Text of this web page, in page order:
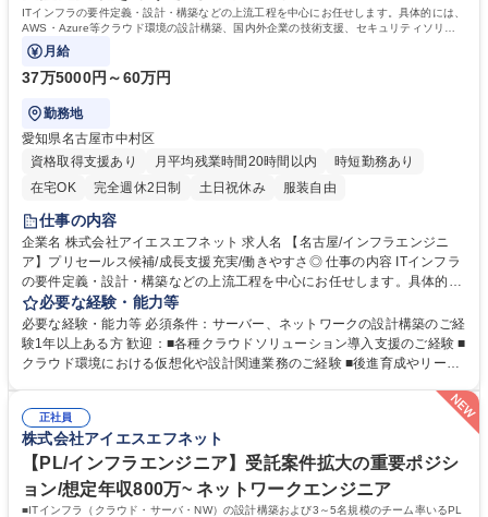
ITインフラの要件定義・設計・構築などの上流工程を中心にお任せします。具体的には、
AWS・Azure等クラウド環境の設計構築、国内外企業の技術支援、セキュリティソリュ
ーションの導入支援などに参画いただきます。
月給
37万5000円～60万円
勤務地
愛知県名古屋市中村区
資格取得支援あり
月平均残業時間20時間以内
時短勤務あり
在宅OK
完全週休2日制 土日祝休み 服装自由
仕事の内容
企業名 株式会社アイエスエフネット 求人名 【名古屋/インフラエンジニ
ア】プリセールス候補/成長支援充実/働きやすさ◎ 仕事の内容 ITインフラ
の要件定義・設計・構築などの上流工程を中心にお任せします。具体的に
は、AWS・Azure等クラウド環境の設計構築、国内外企業の技術支援、セ
キュリティソリューションの導入支援などに参画いただきます。 要件ヒア
リングからテスト、リリース対応まで一貫して携わることで、まずはイン
フラのスペシャリストとしての高度な技術力を身につけていただきます。
案を行うプリセールスエンジニアへ成長できる、充実した教育・評価制度
が整っています。 募集職種 【名古屋/インフラエンジニア】プリセールス
候補/成長支援充実/働きやすさ◎
必要な経験・能力等
必要な経験・能力等 必須条件：サーバー、ネットワークの設計構築のご経
験1年以上ある方 歓迎：■各種クラウドソリューション導入支援のご経験 ■
クラウド環境における仮想化や設計関連業務のご経験 ■後進育成やリーダ
に事業・拠点拡大を進めています。グループ３社で30拠点（国内26海外
3）を展開しています。 ・グループで100以上のプロジェクトが稼働して
います。クライアントは、国内外大手メーカー、金融機関、情報通信、商
社、官公庁など上場企業を中心に常時600社を超えています。 学歴・資格
学歴：大学院 大学 高専 短大 専修学校 高校 語学力： 資格：
正社員
株式会社アイエスエフネット
【PL/インフラエンジニア】受託案件拡大の重要ポジシ
ョン/想定年収800万~ ネットワークエンジニア
■ITインフラ（クラウド・サーバ・NW）の設計構築および3～5名規模のチーム率いるPL